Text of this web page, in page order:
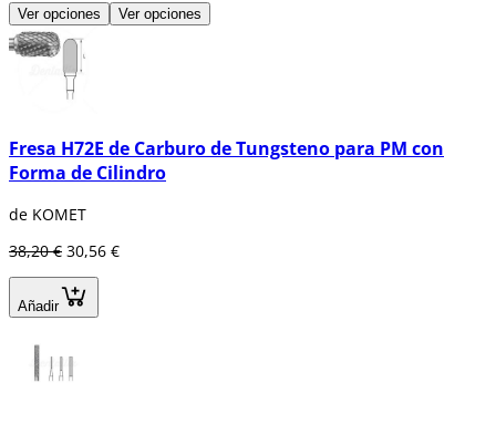
Ver opciones Ver opciones
Fresa H72E de Carburo de Tungsteno para PM con
Forma de Cilindro
de KOMET
38,20 € 30,56 €
Añadir